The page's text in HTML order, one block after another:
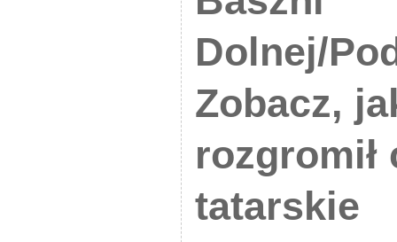
Dolnej/
Zobacz,
rozgromił
tatarskie